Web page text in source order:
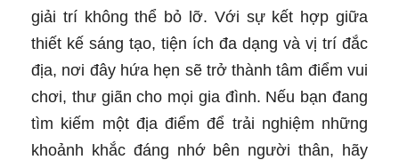
giải trí không thể bỏ lỡ. Với sự kết hợp giữa
thiết kế sáng tạo, tiện ích đa dạng và vị trí đắc
địa, nơi đây hứa hẹn sẽ trở thành tâm điểm vui
chơi, thư giãn cho mọi gia đình. Nếu bạn đang
tìm kiếm một địa điểm để trải nghiệm những
khoảnh khắc đáng nhớ bên người thân, hãy